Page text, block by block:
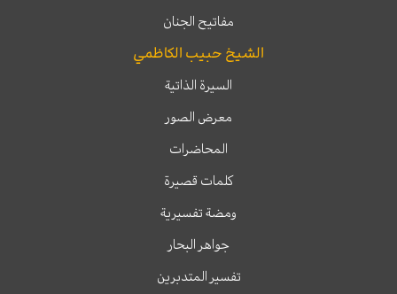
مفاتيح الجنان
الشيخ حبيب الكاظمي
السيرة الذاتية
معرض الصور
المحاضرات
كلمات قصيرة
ومضة تفسيرية
جواهر البحار
تفسير المتدبرين